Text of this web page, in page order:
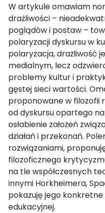
W artykule omawiam
drażliwości –
poglądów i postaw –
polaryzacji dyskursu w
polaryzacja, drażliwość
medialnym, lecz
problemy kultur i
gęstej sieci wartości.
proponowane w filozofii
od dyskursu opartego
osłabienie założeń
działań i przekonań.
rozwiązaniami,
filozoficznego
na tle współczesnych
innymi Horkheimera,
pokazuję jego
edukacyjnej.